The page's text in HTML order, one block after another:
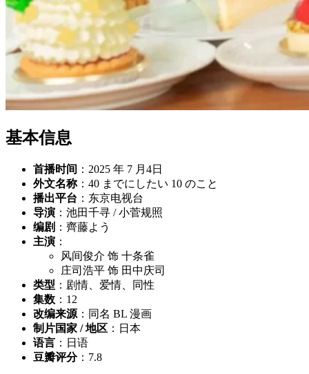
基本信息
首播时间 ：2025 年 7 月4日
外文名称：40 までにしたい 10 のこと
播出平台 ：东京电视台
导演 ：池田千寻 / 小菅规照
编剧 ：齊藤よう
主演 ：
风间俊介 饰 十条雀
庄司浩平 饰 田中庆司
类型 ：剧情、爱情、同性
集数 ：12
改编来源 ：同名 BL 漫画
制片国家 / 地区 ：日本
语言 ：日语
豆瓣评分：7.8